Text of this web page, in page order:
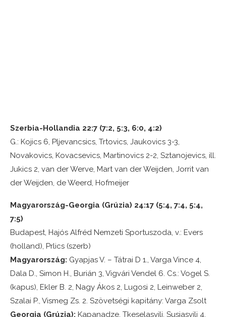
Szerbia-Hollandia 22:7 (7:2, 5:3, 6:0, 4:2)
G.: Kojics 6, Pljevancsics, Trtovics, Jaukovics 3-3,
Novakovics, Kovacsevics, Martinovics 2-2, Sztanojevics, ill.
Jukics 2, van der Werve, Mart van der Weijden, Jorrit van
der Weijden, de Weerd, Hofmeijer
Magyarország-Georgia (Grúzia) 24:17 (5:4, 7:4, 5:4,
7:5)
Budapest, Hajós Alfréd Nemzeti Sportuszoda, v.: Evers
(holland), Prlics (szerb)
Magyarország: Gyapjas V. – Tátrai D 1., Varga Vince 4,
Dala D., Simon H., Burián 3, Vigvári Vendel 6. Cs.: Vogel S.
(kapus), Ekler B. 2, Nagy Ákos 2, Lugosi 2, Leinweber 2,
Szalai P., Vismeg Zs. 2. Szövetségi kapitány: Varga Zsolt
Georgia (Grúzia): Kapanadze, Tkeselasvili, Susiasvili 4,